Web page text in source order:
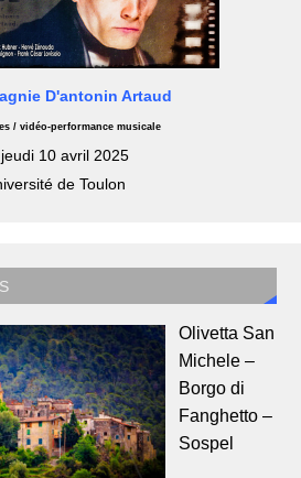
D'antonin Artaud
/ vidéo-performance musicale
10 avril 2025
de Toulon
Olivetta San
Michele –
Borgo di
Fanghetto –
Sospel